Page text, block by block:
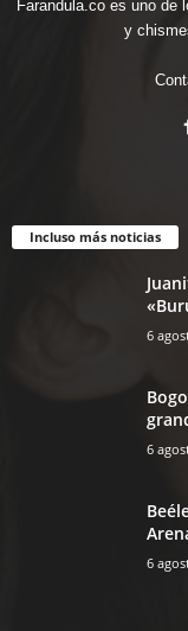
Farandula.co es uno de
y
Incluso más noticias
6
6
6